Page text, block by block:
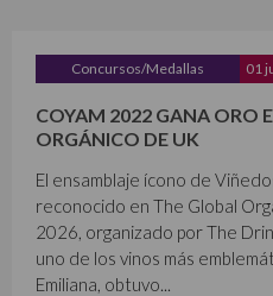
Concursos/Medallas 01
COYAM 2022 GANA ORO
ORGÁNICO DE UK
El ensamblaje ícono de
reconocido en The Global
2026, organizado por The
uno de los vinos más
Emiliana, obtuvo...